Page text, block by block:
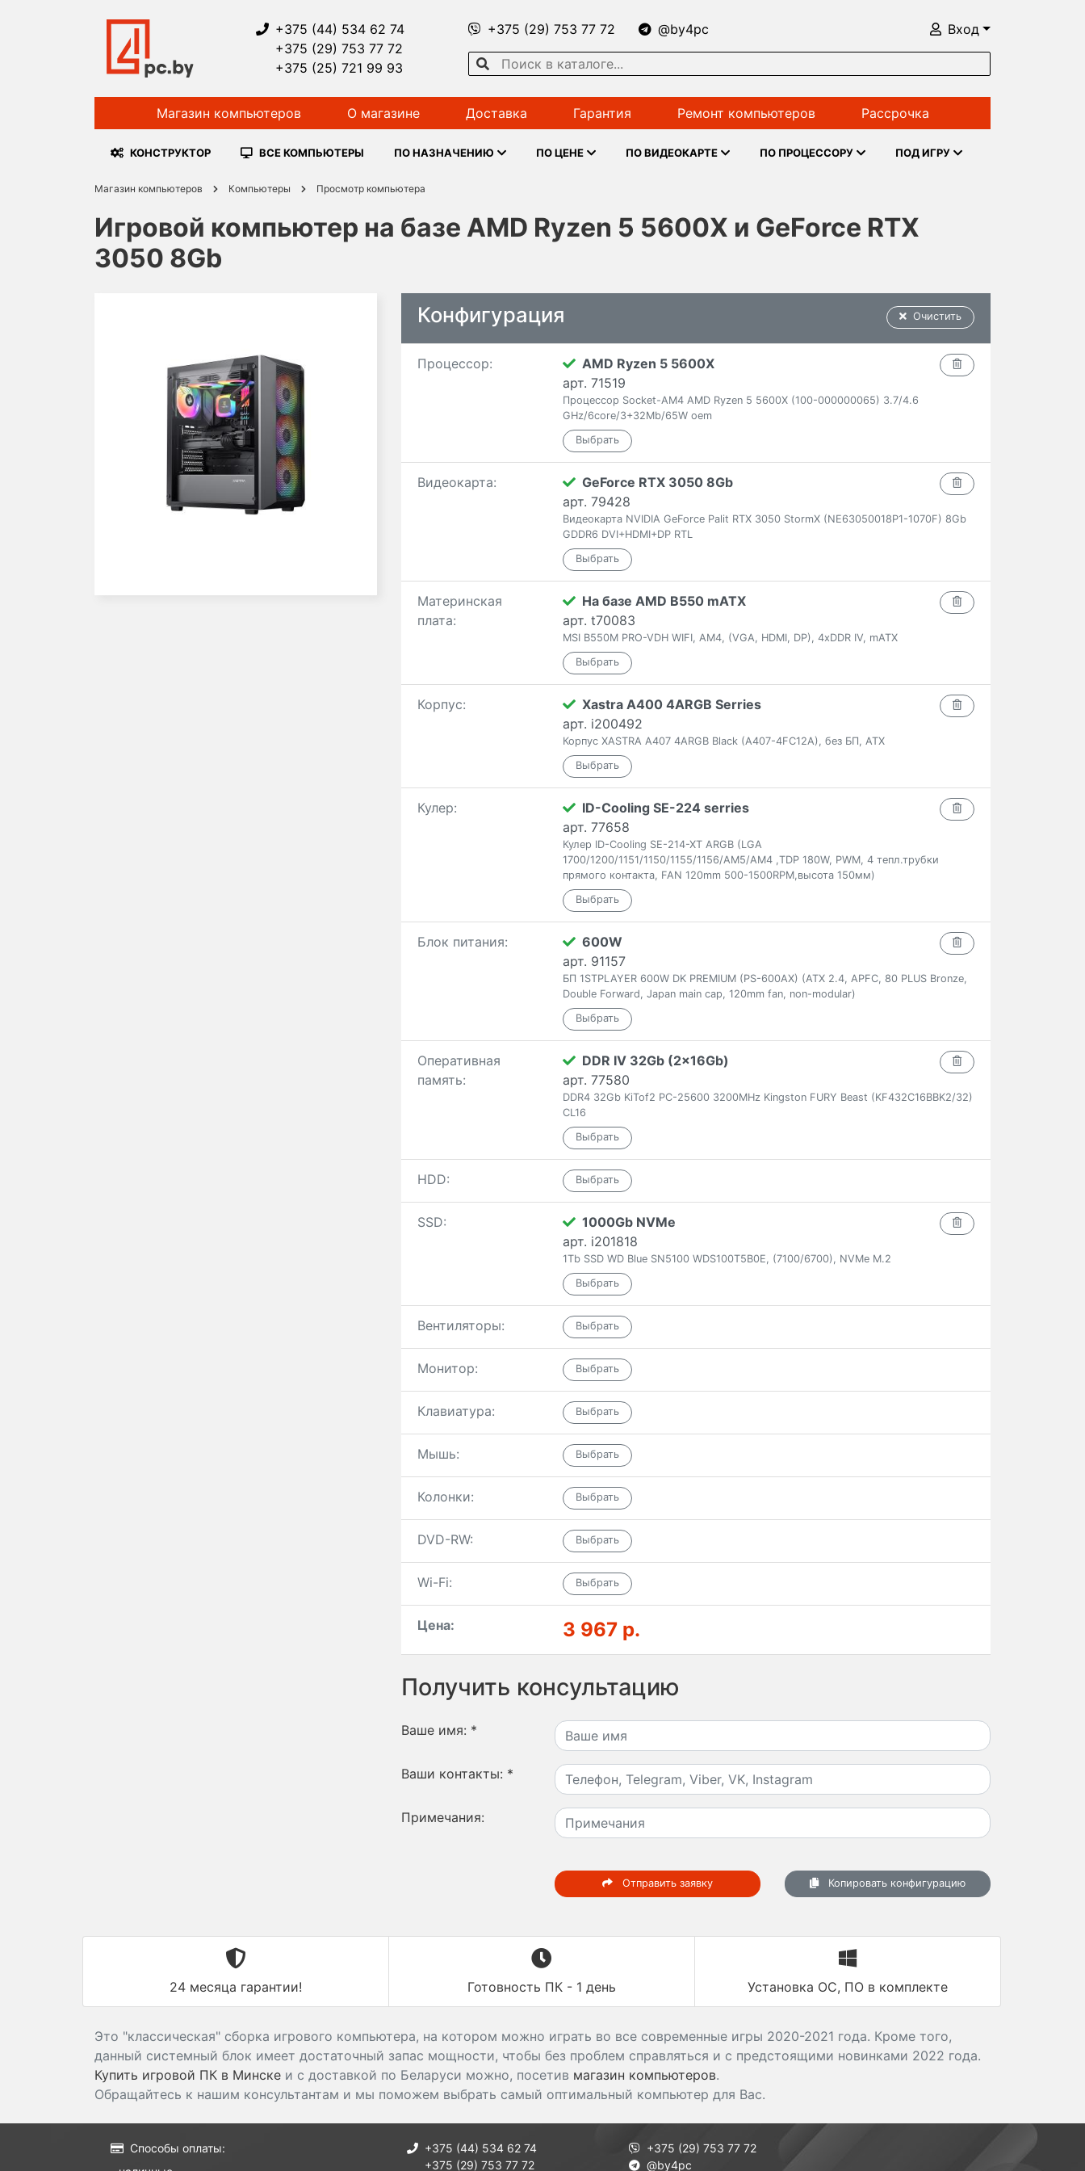
+375 (44) 534 62 74
+375 (29) 753 77 72
+375 (25) 721 99 93
+375 (29) 753 77 72 @by4pc Вход
Магазин компьютеров О магазине Доставка Гарантия Ремонт компьютеров Рассрочка
КОНСТРУКТОР ВСЕ КОМПЬЮТЕРЫ ПО НАЗНАЧЕНИЮ ПО ЦЕНЕ ПО ВИДЕОКАРТЕ ПО ПРОЦЕССОРУ ПОД ИГРУ
Магазин компьютеров Компьютеры Просмотр компьютера
Игровой компьютер на базе AMD Ryzen 5 5600X и GeForce RTX
3050 8Gb
Очистить
Конфигурация
Процессор:
AMD Ryzen 5 5600X
арт. 71519
Процессор Socket-AM4 AMD Ryzen 5 5600X (100-000000065) 3.7/4.6
GHz/6core/3+32Mb/65W oem
Видеокарта:
GeForce RTX 3050 8Gb
арт. 79428
Видеокарта NVIDIA GeForce Palit RTX 3050 StormX (NE63050018P1-1070F) 8Gb
GDDR6 DVI+HDMI+DP RTL
Материнская
плата:
На базе AMD B550 mATX
арт. t70083
MSI B550M PRO-VDH WIFI, AM4, (VGA, HDMI, DP), 4xDDR IV, mATX
Корпус:
Xastra A400 4ARGB Serries
арт. i200492
Корпус XASTRA A407 4ARGB Black (A407-4FC12A), без БП, ATX
Кулер:
ID-Cooling SE-224 serries
арт. 77658
Кулер ID-Cooling SE-214-XT ARGB (LGA
1700/1200/1151/1150/1155/1156/AM5/AM4 ,TDP 180W, PWM, 4 тепл.трубки
прямого контакта, FAN 120mm 500-1500RPM,высота 150мм)
Блок питания:
600W
арт. 91157
БП 1STPLAYER 600W DK PREMIUM (PS-600AX) (ATX 2.4, APFC, 80 PLUS Bronze,
Double Forward, Japan main cap, 120mm fan, non-modular)
Оперативная
память:
DDR IV 32Gb (2x16Gb)
арт. 77580
DDR4 32Gb KiTof2 PC-25600 3200MHz Kingston FURY Beast (KF432C16BBK2/32)
CL16
HDD:
SSD:
1000Gb NVMe
арт. i201818
1Tb SSD WD Blue SN5100 WDS100T5B0E, (7100/6700), NVMe M.2
Вентиляторы:
Монитор:
Клавиатура:
Мышь:
Колонки:
DVD-RW:
Wi-Fi:
Цена: 3 967 р.
Получить консультацию
Ваше имя: *
Ваши контакты: *
Примечания:
Отправить заявку Копировать конфигурацию
24 месяца гарантии! Готовность ПК - 1 день Установка ОС, ПО в комплекте
Это "классическая" сборка игрового компьютера, на котором можно играть во все современные игры 2020-2021 года. Кроме того,
данный системный блок имеет достаточный запас мощности, чтобы без проблем справляться и с предстоящими новинками 2022 года.
Купить игровой ПК в Минске и с доставкой по Беларуси можно, посетив магазин компьютеров.
Обращайтесь к нашим консультантам и мы поможем выбрать самый оптимальный компьютер для Вас.
Способы оплаты:
+375 (44) 534 62 74
+375 (29) 753 77 72
+375 (29) 753 77 72
@by4pc